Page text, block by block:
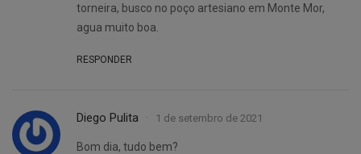
torneira, busco no poço artesiano em Monte Mor,
agua muito boa.
RESPONDER
Diego Pulita 1 de setembro de 2021
Bom dia, tudo bem?